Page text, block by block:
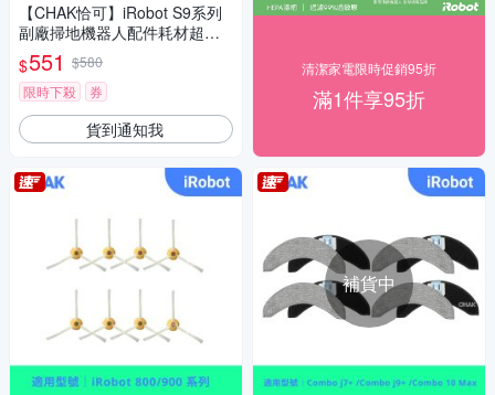
【CHAK恰可】iRobot S9系列
副廠掃地機器人配件耗材超值
組(主刷x1組 邊刷x4 濾網x4)
$551 $580
限時下殺
券
貨到通知我
清潔家電限時促銷95折
滿1件享95折
補貨中